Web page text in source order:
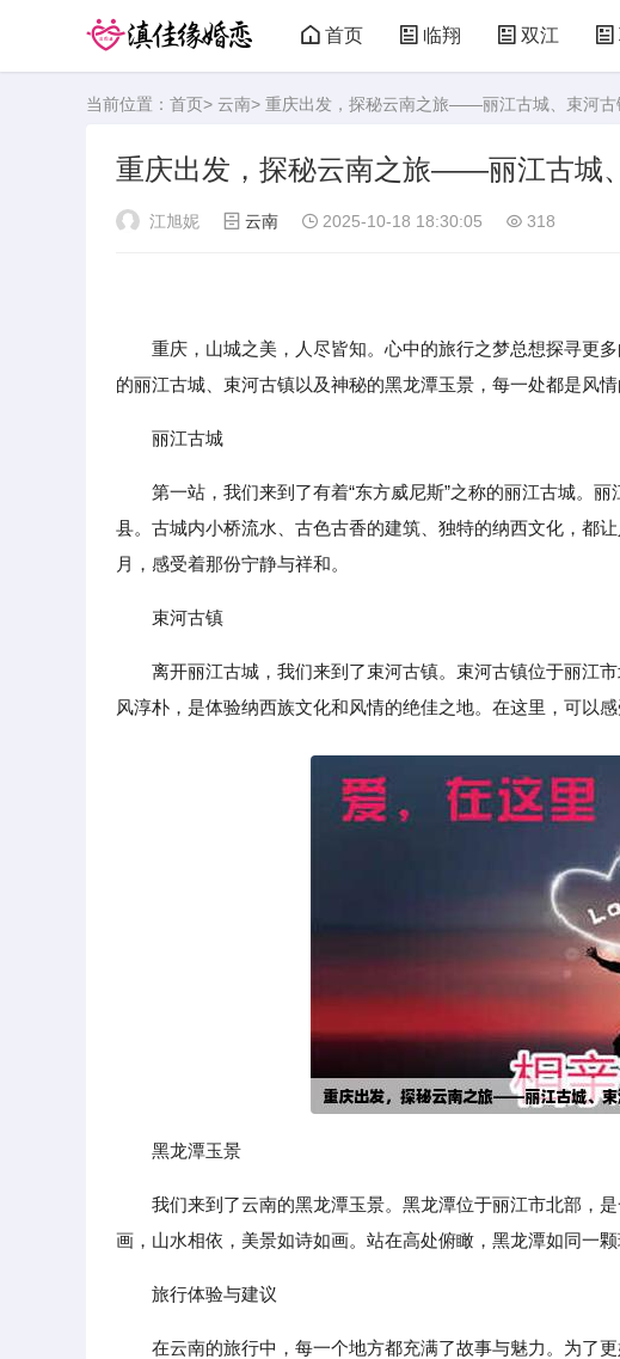
首页 临翔 双江
当前位置： 首页> 云南> 重庆出发，探秘云南之旅——丽江古城、束河古
重庆出发，探秘云南之旅——丽江古城
江旭妮 云南 2025-10-18 18:30:05 318
重庆，山城之美，人尽皆知。心中的旅行之梦总想探寻更多
的丽江古城、束河古镇以及神秘的黑龙潭玉景，每一处都是风
丽江古城
第一站，我们来到了有着“东方威尼斯”之称的丽江古城。
县。古城内小桥流水、古色古香的建筑、独特的纳西文化，都
月，感受着那份宁静与祥和。
束河古镇
离开丽江古城，我们来到了束河古镇。束河古镇位于丽江
风淳朴，是体验纳西族文化和风情的绝佳之地。在这里，可以
黑龙潭玉景
我们来到了云南的黑龙潭玉景。黑龙潭位于丽江市北部，
画，山水相依，美景如诗如画。站在高处俯瞰，黑龙潭如同一
旅行体验与建议
在云南的旅行中，每一个地方都充满了故事与魅力。为了